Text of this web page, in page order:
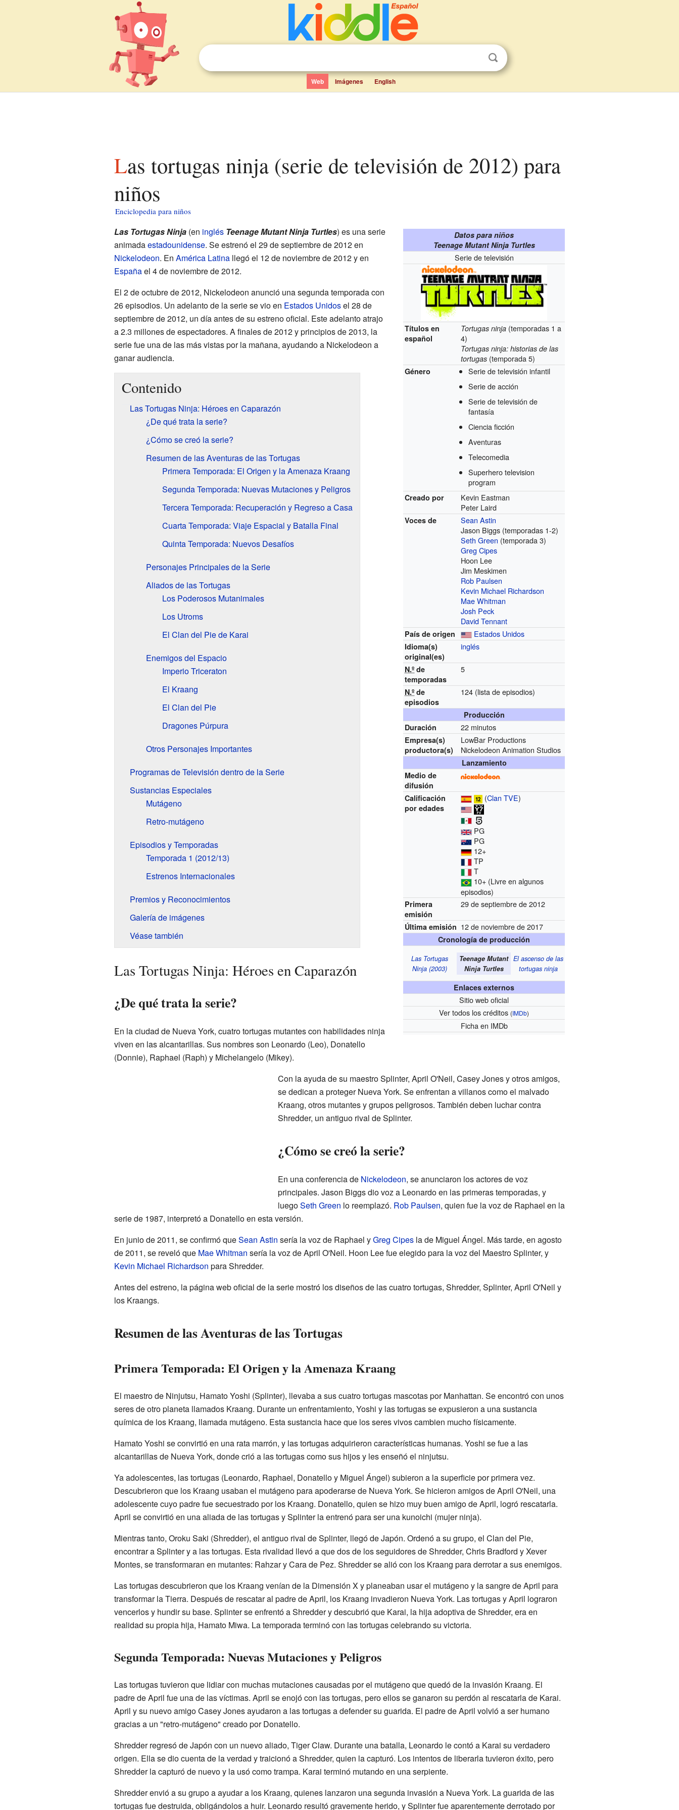
Web Imágenes English
Las tortugas ninja (serie de televisión de 2012) para
niños
Enciclopedia para niños
Datos para niños
Teenage Mutant Ninja Turtles
Serie de televisión
Títulos en
español
Tortugas ninja (temporadas 1 a
4)
Tortugas ninja: historias de las
tortugas (temporada 5)
Género
Serie de televisión infantil
Serie de acción
Serie de televisión de
fantasía
Ciencia ficción
Aventuras
Telecomedia
Superhero television
program
Creado por
Kevin Eastman
Peter Laird
Voces de
Sean Astin
Jason Biggs (temporadas 1-2)
Seth Green (temporada 3)
Greg Cipes
Hoon Lee
Jim Meskimen
Rob Paulsen
Kevin Michael Richardson
Mae Whitman
Josh Peck
David Tennant
País de origen Estados Unidos
Idioma(s)
original(es)
inglés
N.º de
temporadas
5
N.º de
episodios
124 (lista de episodios)
Producción
Duración
22 minutos
Empresa(s)
productora(s)
LowBar Productions
Nickelodeon Animation Studios
Lanzamiento
Medio de
difusión
Calificación
por edades
(Clan TVE)
PG
PG
12+
TP
T
10+ (Livre en algunos
episodios)
Primera
emisión
29 de septiembre de 2012
Última emisión 12 de noviembre de 2017
Cronología de producción
Las Tortugas
Ninja (2003)
Teenage Mutant
Ninja Turtles
El ascenso de las
tortugas ninja
Enlaces externos
Sitio web oficial
Ver todos los créditos (IMDb)
Fichaen IMDb
Las Tortugas Ninja(en inglés Teenage Mutant Ninja Turtles) es una serie
animadaestadounidense. Se estrenó el 29 de septiembre de 2012 en
Nickelodeon. En América Latinallegó el 12 de noviembre de 2012 y en
Españael 4 de noviembre de 2012.
El 2 de octubre de 2012, Nickelodeon anunció una segunda temporada con
26 episodios. Un adelanto de la serie se vio en Estados Unidosel 28 de
septiembre de 2012, un día antes de su estreno oficial. Este adelanto atrajo
a 2.3 millones de espectadores. A finales de 2012 y principios de 2013, la
serie fue una de las más vistas por la mañana, ayudando a Nickelodeon a
ganar audiencia.
Contenido
Las Tortugas Ninja: Héroes en Caparazón
¿De qué trata la serie?
¿Cómo se creó la serie?
Resumen de las Aventuras de las Tortugas
Primera Temporada: El Origen y la Amenaza Kraang
Segunda Temporada: Nuevas Mutaciones y Peligros
Tercera Temporada: Recuperación y Regreso a Casa
Cuarta Temporada: Viaje Espacial y Batalla Final
Quinta Temporada: Nuevos Desafíos
Personajes Principales de la Serie
Aliados de las Tortugas
Los Poderosos Mutanimales
Los Utroms
El Clan del Pie de Karai
Enemigos del Espacio
Imperio Triceraton
El Kraang
El Clan del Pie
Dragones Púrpura
Otros Personajes Importantes
Programas de Televisión dentro de la Serie
Sustancias Especiales
Mutágeno
Retro-mutágeno
Episodios y Temporadas
Temporada 1 (2012/13)
Estrenos Internacionales
Premios y Reconocimientos
Galería de imágenes
Véase también
Las Tortugas Ninja: Héroes en Caparazón
¿De qué trata la serie?
En la ciudad de Nueva York, cuatro tortugas mutantes con habilidades ninja
viven en las alcantarillas. Sus nombres son Leonardo (Leo), Donatello
(Donnie), Raphael (Raph) y Michelangelo (Mikey).
Con la ayuda de su maestro Splinter, April O'Neil, Casey Jones y otros amigos,
se dedican a proteger Nueva York. Se enfrentan a villanos como el malvado
Kraang, otros mutantes y grupos peligrosos. También deben luchar contra
Shredder, un antiguo rival de Splinter.
¿Cómo se creó la serie?
En una conferencia de Nickelodeon, se anunciaron los actores de voz
principales. Jason Biggs dio voz a Leonardo en las primeras temporadas, y
luegoSeth Green lo reemplazó. Rob Paulsen, quien fue la voz de Raphael en la
serie de 1987, interpretó a Donatello en esta versión.
En junio de 2011, se confirmó queSean Astin sería la voz de Raphael yGreg Cipesla de Miguel Ángel. Más tarde, en agosto
de 2011, se reveló que Mae Whitman sería la voz de April O'Neil. Hoon Lee fue elegido para la voz del Maestro Splinter, y
Kevin Michael Richardson para Shredder.
Antes del estreno, la página web oficial de la serie mostró los diseños de las cuatro tortugas, Shredder, Splinter, April O'Neil y
los Kraangs.
Resumen de las Aventuras de las Tortugas
Primera Temporada: El Origen y la Amenaza Kraang
El maestro de Ninjutsu, Hamato Yoshi (Splinter), llevaba a sus cuatro tortugas mascotas por Manhattan. Se encontró con unos
seres de otro planeta llamados Kraang. Durante un enfrentamiento, Yoshi y las tortugas se expusieron a una sustancia
química de los Kraang, llamada mutágeno. Esta sustancia hace que los seres vivos cambien mucho físicamente.
Hamato Yoshi se convirtió en una rata marrón, y las tortugas adquirieron características humanas. Yoshi se fue a las
alcantarillas de Nueva York, donde crió a las tortugas como sus hijos y les enseñó el ninjutsu.
Ya adolescentes, las tortugas (Leonardo, Raphael, Donatello y Miguel Ángel) subieron a la superficie por primera vez.
Descubrieron que los Kraang usaban el mutágeno para apoderarse de Nueva York. Se hicieron amigos de April O'Neil, una
adolescente cuyo padre fue secuestrado por los Kraang. Donatello, quien se hizo muy buen amigo de April, logró rescatarla.
April se convirtió en una aliada de las tortugas y Splinter la entrenó para ser una kunoichi (mujer ninja).
Mientras tanto, Oroku Saki (Shredder), el antiguo rival de Splinter, llegó de Japón. Ordenó a su grupo, el Clan del Pie,
encontrar a Splinter y a las tortugas. Esta rivalidad llevó a que dos de los seguidores de Shredder, Chris Bradford y Xever
Montes, se transformaran en mutantes: Rahzar y Cara de Pez. Shredder se alió con los Kraang para derrotar a sus enemigos.
Las tortugas descubrieron que los Kraang venían de la Dimensión X y planeaban usar el mutágeno y la sangre de April para
transformar la Tierra. Después de rescatar al padre de April, los Kraang invadieron Nueva York. Las tortugas y April lograron
vencerlos y hundir su base. Splinter se enfrentó a Shredder y descubrió que Karai, la hija adoptiva de Shredder, era en
realidad su propia hija, Hamato Miwa. La temporada terminó con las tortugas celebrando su victoria.
Segunda Temporada: Nuevas Mutaciones y Peligros
Las tortugas tuvieron que lidiar con muchas mutaciones causadas por el mutágeno que quedó de la invasión Kraang. El
padre de April fue una de las víctimas. April se enojó con las tortugas, pero ellos se ganaron su perdón al rescatarla de Karai.
April y su nuevo amigo Casey Jones ayudaron a las tortugas a defender su guarida. El padre de April volvió a ser humano
gracias a un "retro-mutágeno" creado por Donatello.
Shredder regresó de Japón con un nuevo aliado, Tiger Claw. Durante una batalla, Leonardo le contó a Karai su verdadero
origen. Ella se dio cuenta de la verdad y traicionó a Shredder, quien la capturó. Los intentos de liberarla tuvieron éxito, pero
Shredder la capturó de nuevo y la usó como trampa. Karai terminó mutando en una serpiente.
Shredder envió a su grupo a ayudar a los Kraang, quienes lanzaron una segunda invasión a Nueva York. La guarida de las
tortugas fue destruida, obligándolos a huir. Leonardo resultó gravemente herido, y Splinter fue aparentemente derrotado por